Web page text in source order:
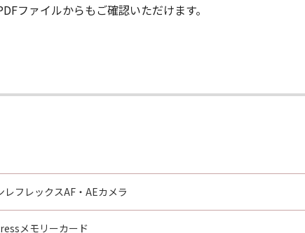
ファイルからもご確認いただけます。
レフレックスAF・AEカメラ
メモリーカード